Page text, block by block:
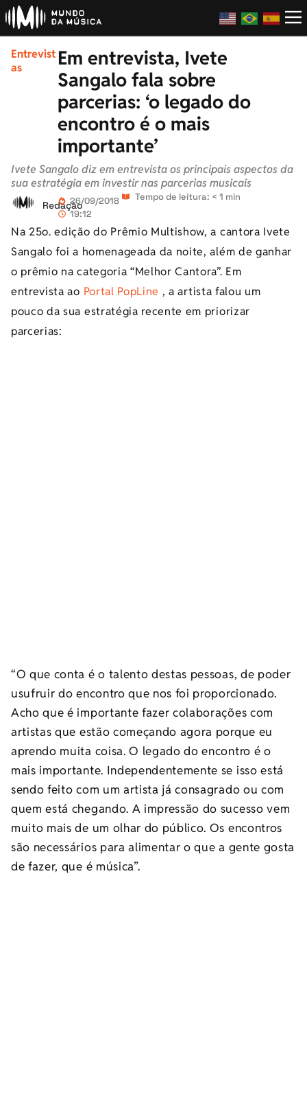
Entrevist
as
Em entrevista, Ivete
Sangalo fala sobre
parcerias: ‘o legado do
encontro é o mais
importante’
Ivete Sangalo diz em entrevista os principais aspectos da
sua estratégia em investir nas parcerias musicais
Redação26/09/2018
19:12
Tempo de leitura: < 1 min
Na 25o. edição do Prêmio Multishow, a cantora Ivete
Sangalo foi a homenageada da noite, além de ganhar
o prêmio na categoria “Melhor Cantora”. Em
entrevista ao Portal PopLine , a artista falou um
pouco da sua estratégia recente em priorizar
parcerias:
“O que conta é o talento destas pessoas, de poder
usufruir do encontro que nos foi proporcionado.
Acho que é importante fazer colaborações com
artistas que estão começando agora porque eu
aprendo muita coisa. O legado do encontro é o
mais importante. Independentemente se isso está
sendo feito com um artista já consagrado ou com
quem está chegando. A impressão do sucesso vem
muito mais de um olhar do público. Os encontros
são necessários para alimentar o que a gente gosta
de fazer, que é música”.